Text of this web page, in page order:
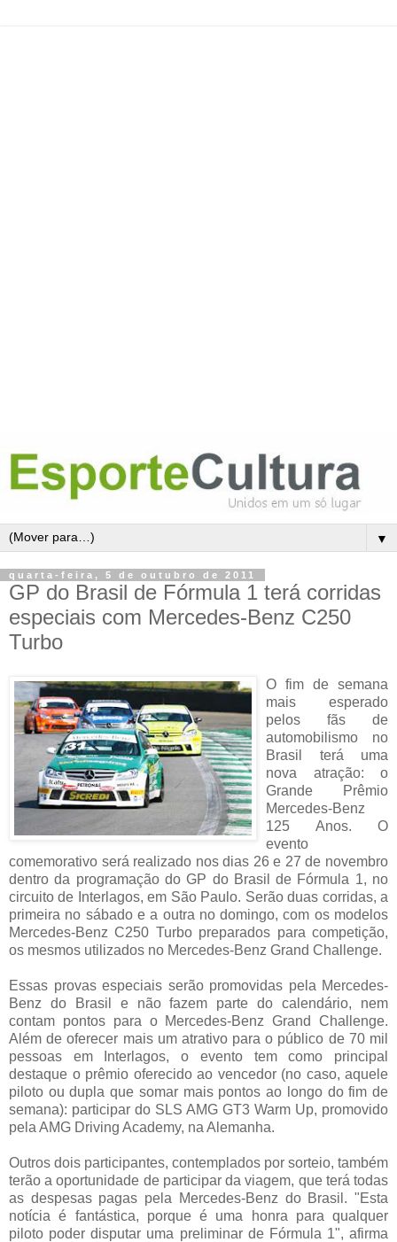
▼
quarta-feira, 5 de outubro de 2011
GP do Brasil de Fórmula 1 terá corridas
especiais com Mercedes-Benz C250
Turbo
O fim de semana
mais esperado
pelos fãs de
automobilismo no
Brasil terá uma
nova atração: o
Grande Prêmio
Mercedes-Benz
125 Anos. O
evento
comemorativo será realizado nos dias 26 e 27 de novembro
dentro da programação do GP do Brasil de Fórmula 1, no
circuito de Interlagos, em São Paulo. Serão duas corridas, a
primeira no sábado e a outra no domingo, com os modelos
Mercedes-Benz C250 Turbo preparados para competição,
os mesmos utilizados no Mercedes-Benz Grand Challenge.
Essas provas especiais serão promovidas pela Mercedes-
Benz do Brasil e não fazem parte do calendário, nem
contam pontos para o Mercedes-Benz Grand Challenge.
Além de oferecer mais um atrativo para o público de 70 mil
pessoas em Interlagos, o evento tem como principal
destaque o prêmio oferecido ao vencedor (no caso, aquele
piloto ou dupla que somar mais pontos ao longo do fim de
semana): participar do SLS AMG GT3 Warm Up, promovido
pela AMG Driving Academy, na Alemanha.
Outros dois participantes, contemplados por sorteio, também
terão a oportunidade de participar da viagem, que terá todas
as despesas pagas pela Mercedes-Benz do Brasil. "Esta
notícia é fantástica, porque é uma honra para qualquer
piloto poder disputar uma preliminar de Fórmula 1", afirma